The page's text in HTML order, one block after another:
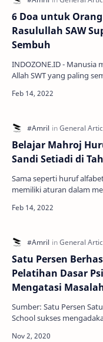
6 Doa untuk
Rasulullah SAW
Sembuh
INDOZONE.ID - Manusia merupakan ciptaan
Allah SWT yang paling
seperti penya…
Belajar Mahroj
Sandi Setiadi di
Sama seperti huruf
memiliki aturan dalam
harus belajar makhroj h…
Satu Persen
Pelatihan Dasar
Mengatasi
Mental di
Sumber: Satu Persen
School sukses mengadakan program Pelatihan